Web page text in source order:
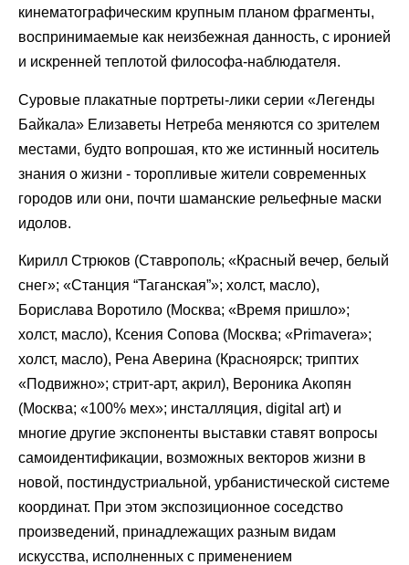
кинематографическим крупным планом фрагменты,
воспринимаемые как неизбежная данность, с иронией
и искренней теплотой философа-наблюдателя.
Суровые плакатные портреты-лики серии «Легенды
Байкала» Елизаветы Нетреба меняются со зрителем
местами, будто вопрошая, кто же истинный носитель
знания о жизни - торопливые жители современных
городов или они, почти шаманские рельефные маски
идолов.
Кирилл Стрюков (Ставрополь; «Красный вечер, белый
снег»; «Станция “Таганская”»; холст, масло),
Борислава Воротило (Москва; «Время пришло»;
холст, масло), Ксения Сопова (Москва; «Primavera»;
холст, масло), Рена Аверина (Красноярск; триптих
«Подвижно»; стрит-арт, акрил), Вероника Акопян
(Москва; «100% мех»; инсталляция, digital art) и
многие другие экспоненты выставки ставят вопросы
самоидентификации, возможных векторов жизни в
новой, постиндустриальной, урбанистической системе
координат. При этом экспозиционное соседство
произведений, принадлежащих разным видам
искусства, исполненных с применением